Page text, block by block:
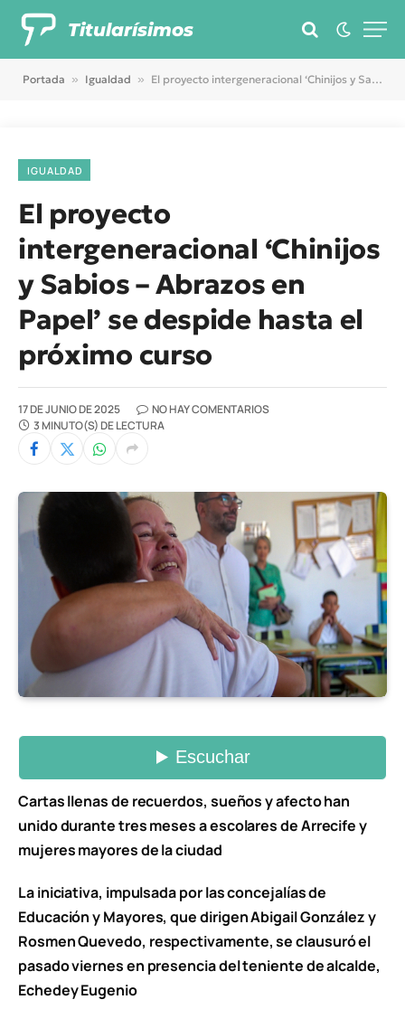
Titularísimos
Portada » Igualdad » El proyecto intergeneracional ‘Chinijos y Sabios – Abrazos en Papel’ se despide hasta el próximo curso
IGUALDAD
El proyecto
intergeneracional ‘Chinijos
y Sabios – Abrazos en
Papel’ se despide hasta el
próximo curso
17 DE JUNIO DE 2025
NO HAY COMENTARIOS
3 MINUTO(S) DE LECTURA
Cartas llenas de recuerdos, sueños y afecto han
unido durante tres meses a escolares de Arrecife y
mujeres mayores de la ciudad
La iniciativa, impulsada por las concejalías de
Educación y Mayores, que dirigen Abigail González y
Rosmen Quevedo, respectivamente, se clausuró el
pasado viernes en presencia del teniente de alcalde,
Echedey Eugenio